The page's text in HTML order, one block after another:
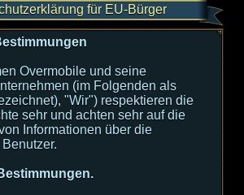
für EU-Bürger
Overmobile und seine
(im Folgenden als
"Wir") respektieren die
sehr und achten sehr auf die
Informationen über die